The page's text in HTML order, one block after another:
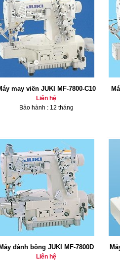
may viền JUKI MF-7800-C10
Liên hệ
Bảo hành : 12 tháng
Máy đánh bông JUKI MF-7800D
Liên hệ